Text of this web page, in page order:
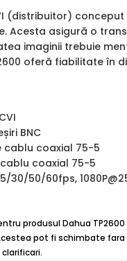
(distribuitor)
Acesta asigură o
imaginii trebuie
oferă fiabilitate în
BNC
cablu coaxial 75-5
coaxial 75-5
30/50/60fps,
produsul Dahua
pot fi schimbate